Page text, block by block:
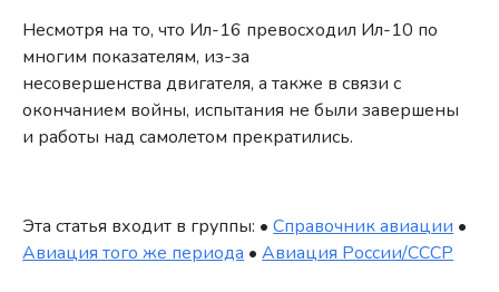
Несмотря на то, что Ил-16 превосходил Ил-10 по
многим показателям, из-за
несовершенства двигателя, а также в связи с
окончанием войны, испытания не были завершены
и работы над самолетом прекратились.
Эта статья входит в группы: •Справочник авиации •
Авиация того же периода •Авиация России/СССР